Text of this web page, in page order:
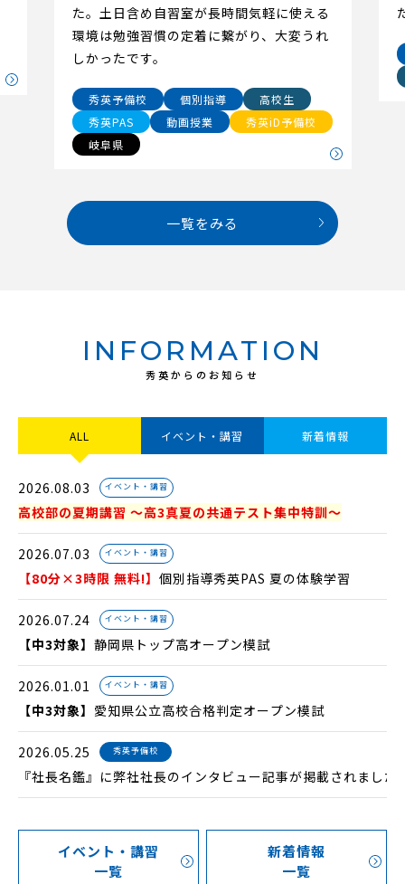
た。土日含め自習室が長時間気軽に使える
環境は勉強習慣の定着に繋がり、大変うれ
しかったです。
秀英予備校 個別指導
高校生
秀英PAS
動画授業
秀英iD予備校
岐阜県
一覧をみる
INFORMATION
秀英からのお知らせ
ALL イベント・講習 新着情報
2026.08.03 イベント・講習
高校部の夏期講習 ～高3真夏の共通テスト集中特訓～
2026.07.03 イベント・講習
【80分×3時限 無料!】 個別指導秀英PAS 夏の体験学習
2026.07.24 イベント・講習
【中3対象】 静岡県トップ高オープン模試
2026.01.01 イベント・講習
【中3対象】 愛知県公立高校合格判定オープン模試
2026.05.25 秀英予備校
『社長名鑑』に弊社社長のインタビュー記事が掲載されました.
イベント・講習
一覧
新着情報
一覧